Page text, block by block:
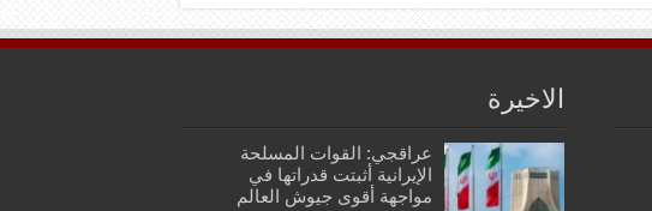
الاخيرة
عراقجي: القوات المسلحة
الإيرانية أثبتت قدراتها في
مواجهة أقوى جيوش العالم